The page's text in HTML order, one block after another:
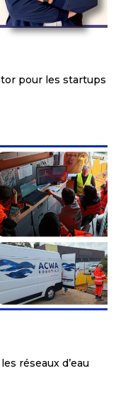
pour les startups
réseaux d’eau